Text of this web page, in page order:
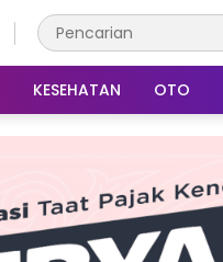
KESEHATAN OTO